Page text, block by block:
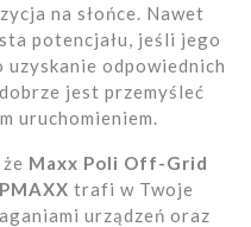
na słońce. Nawet
potencjału, jeśli jego
odpowiednich
jest przemyśleć
uruchomieniem.
Maxx Poli Off-Grid
trafi w Twoje
urządzeń oraz